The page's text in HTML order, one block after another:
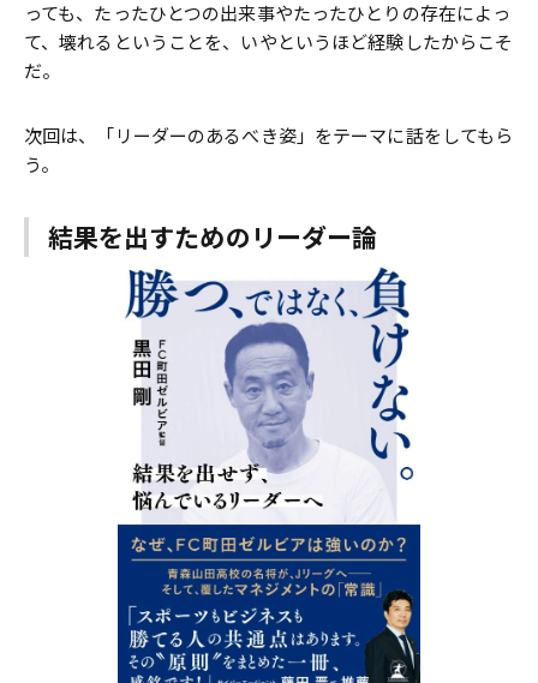
っても、たったひとつの出来事やたったひとりの存在によっ
て、壊れるということを、いやというほど経験したからこそ
だ。
次回は、「リーダーのあるべき姿」をテーマに話をしてもら
う。
結果を出すためのリーダー論